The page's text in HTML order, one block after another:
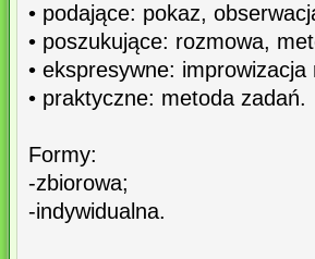
• podające: pokaz,
• poszukujące: rozmowa,
• ekspresywne:
• praktyczne: metoda zadań.
Formy:
-zbiorowa;
-indywidualna.